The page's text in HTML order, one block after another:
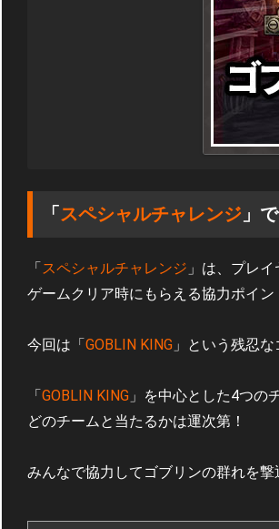
「 スペシャルチャレンジ」
「 スペシャルチャレンジ 」は、プレ
ゲームクリア時にもらえる協力ポイ
今回は「 GOBLIN KING 」という残忍な
「 GOBLIN KING 」を中心とした4つの
どのチームと当たるかは運次第！
みんなで協力してゴブリンの群れを撃